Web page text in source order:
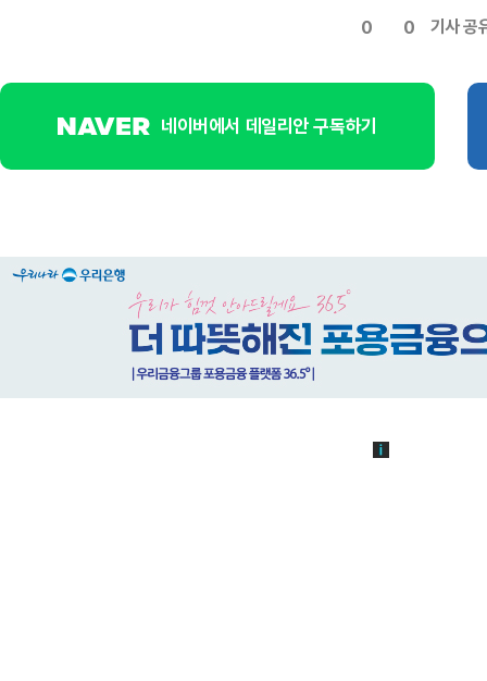
0 0 기사 공
네이버에서 데일리안 구독하기